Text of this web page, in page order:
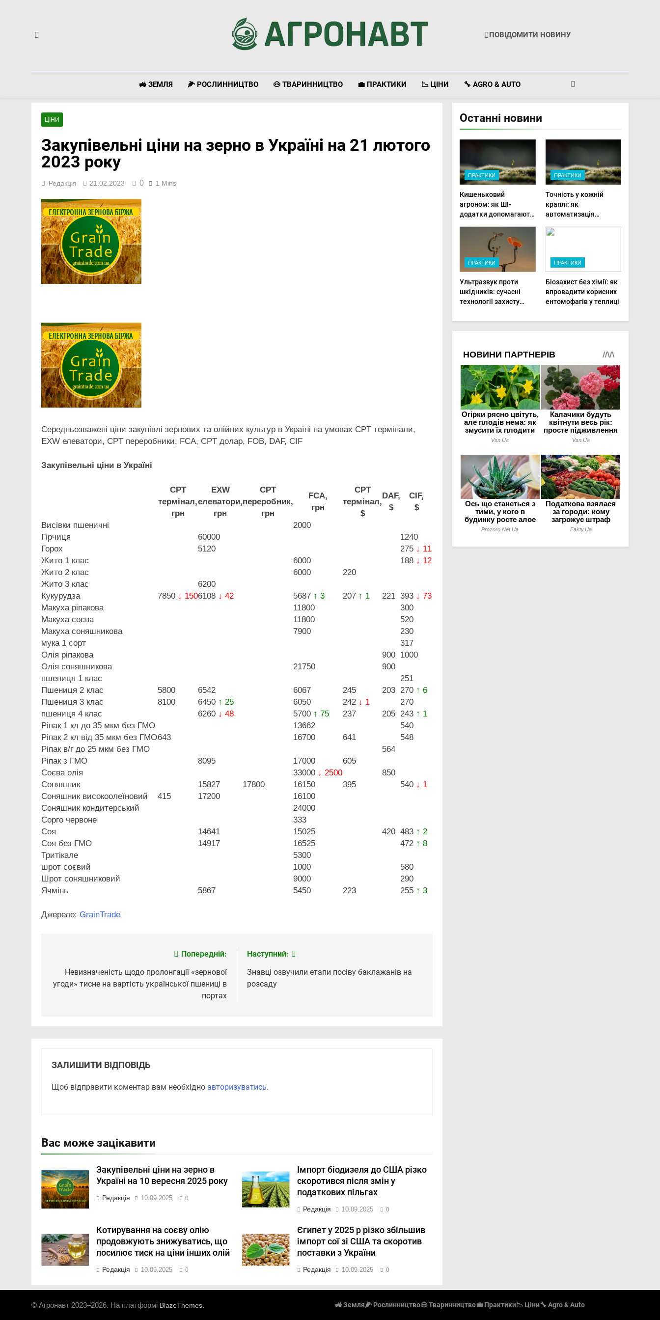
Агронавт
ПОВІДОМИТИ НОВИНУ
🚜 ЗЕМЛЯ 🌽 РОСЛИННИЦТВО 🐽 ТВАРИННИЦТВО 💼 ПРАКТИКИ 📉 ЦІНИ 🔧 AGRO & AUTO
ЦІНИ
Закупівельні ціни на зерно в Україні на 21 лютого
2023 року
Редакція 21.02.2023 0 1 Mins
Link
Середньозважені ціни закупівлі зернових та олійних культур в Україні на умовах CPT термінали,
EXW елеватори, CPT переробники, FCA, CPT долар, FOB, DAF, CIF
Закупівельні ціни в Україні
CPT
термінал,
грн
EXW
елеватори,
грн
CPT
переробник,
грн
FCA,
грн
CPT
термінал,
$
DAF,
$
CIF,
$
Висівки пшеничні
2000
Гірчиця
60000
1240
Горох
5120 275 ↓ 11
Жито 1 клас
6000 188 ↓ 12
Жито 2 клас
6000
220
Жито 3 клас
6200
Кукурудза
7850 ↓ 1506108 ↓ 42 5687 ↑ 3 207 ↑ 1 221 393 ↓ 73
Макуха ріпакова
11800
300
Макуха соєва
11800
520
Макуха соняшникова
7900
230
мука 1 сорт
317
Олія ріпакова
900 1000
Олія соняшникова
21750
900
пшениця 1 клас
251
Пшениця 2 клас
5800 6542 6067 245 203 270 ↑ 6
Пшениця 3 клас
8100 6450 ↑ 25 6050 242 ↓ 1
270
пшениця 4 клас
6260 ↓ 48 5700 ↑ 75 237 205 243 ↑ 1
Ріпак 1 кл до 35 мкм без ГМО
13662
540
Ріпак 2 кл від 35 мкм без ГМО643 16700 641
548
Ріпак в/г до 25 мкм без ГМО
564
Ріпак з ГМО
8095 17000
605
Соєва олія
33000 ↓ 2500
850
Соняшник
15827 17800 16150 395 540 ↓ 1
Соняшник високоолеїновий
415 17200
16100
Соняшник кондитерський
24000
Сорго червоне
333
Соя
14641 15025 420 483 ↑ 2
Соя без ГМО
14917 16525 472 ↑ 8
Тритікале
5300
шрот соєвий
1000
580
Шрот соняшниковий
9000
290
Ячмінь
5867 5450 223 255 ↑ 3
Джерело: GrainTrade
записів
Попередній:
Невизначеність щодо пролонгації «зернової
угоди» тисне на вартість української пшениці в
портах
Наступний:
Знавці озвучили етапи посіву баклажанів на
розсаду
ЗАЛИШИТИ ВІДПОВІДЬ
Щоб відправити коментар вам необхідно авторизуватись.
Вас може зацікавити
Закупівельні ціни на зерно в
Україні на 10 вересня 2025 року
Редакція 10.09.2025 0
Імпорт біодизеля до США різко
скоротився після змін у
податкових пільгах
Редакція 10.09.2025 0
Котирування на соєву олію
продовжують знижуватись, що
посилює тиск на ціни інших олій
Редакція 10.09.2025 0
Єгипет у 2025 р різко збільшив
імпорт сої зі США та скоротив
поставки з України
Редакція 10.09.2025 0
Останні новини
ПРАКТИКИ
Кишеньковий
агроном: як ШІ-
додатки допомагають
діагностувати хвороби
рослин миттєво
ПРАКТИКИ
Точність у кожній
краплі: як
автоматизація
прибутки малого
ПРАКТИКИ
Ультразвук проти
шкідників: сучасні
технології захисту
господарствах
ПРАКТИКИ
Біозахист без хімії: як
впровадити корисних
ентомофагів у теплиці
© Агронавт 2023–2026. На платформі BlazeThemes. 🚜 Земля🌽 Рослинництво🐽 Тваринництво💼 Практики📉 Ціни🔧 Agro & Auto